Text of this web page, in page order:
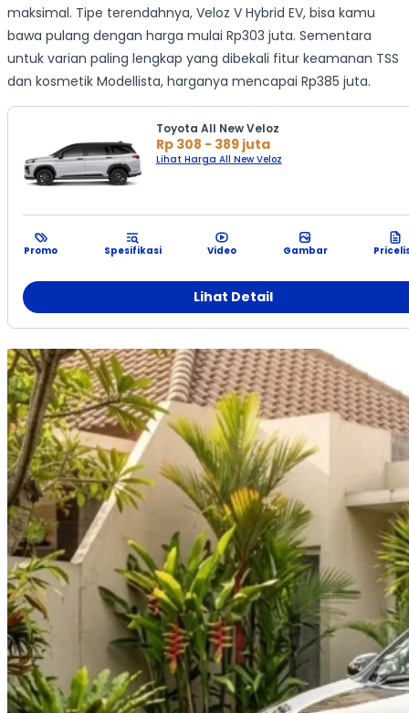
maksimal. Tipe terendahnya, Veloz V Hybrid EV, bisa kamu
bawa pulang dengan harga mulai Rp303 juta. Sementara
untuk varian paling lengkap yang dibekali fitur keamanan TSS
dan kosmetik Modellista, harganya mencapai Rp385 juta.
Toyota All New Veloz
Rp 308 - 389 juta
Lihat Harga All New Veloz
Promo Spesifikasi Video Gambar
Lihat Detail